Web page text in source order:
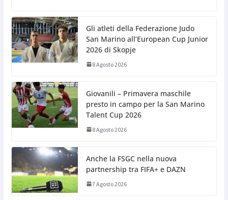
Gli atleti della Federazione Judo
San Marino all’European Cup Junior
2026 di Skopje
8 Agosto 2026
Giovanili – Primavera maschile
presto in campo per la San Marino
Talent Cup 2026
8 Agosto 2026
Anche la FSGC nella nuova
partnership tra FIFA+ e DAZN
7 Agosto 2026